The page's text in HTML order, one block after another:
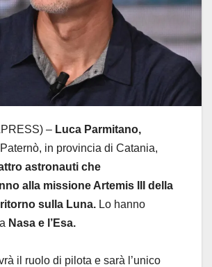
– Luca Parmitano,
in provincia di Catania,
astronauti che
alla missione Artemis III della
sulla Luna. Lo hanno
Nasa e l’Esa.
il ruolo di pilota e sarà l’unico